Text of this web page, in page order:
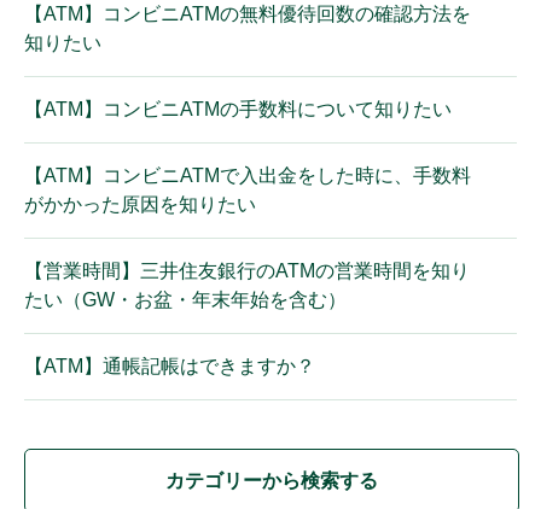
【ATM】コンビニATMの無料優待回数の確認方法を
知りたい
【ATM】コンビニATMの手数料について知りたい
【ATM】コンビニATMで入出金をした時に、手数料
がかかった原因を知りたい
【営業時間】三井住友銀行のATMの営業時間を知り
たい（GW・お盆・年末年始を含む）
【ATM】通帳記帳はできますか？
カテゴリーから検索する